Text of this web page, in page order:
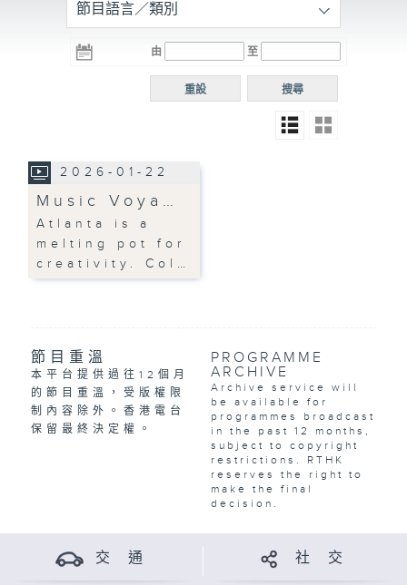
R3
電台 電台
R5
電台
普通
節目語言／類別
由 至
搜尋
重設
2026-01-22
Music Voya…
Atlanta is a
melting pot for
creativity. Col…
節目重溫
本平台提供過往12個月
的節目重溫，受版權限
制內容除外。香港電台
保留最終決定權。
PROGRAMME
ARCHIVE
Archive service will
be available for
programmes broadcast
in the past 12 months,
subject to copyright
restrictions. RTHK
reserves the right to
make the final
decision.
交 通 社 交